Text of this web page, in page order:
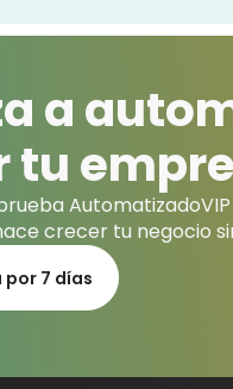
a
tu
crecer tu negocio
7 días